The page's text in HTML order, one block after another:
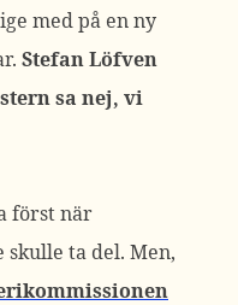
med på en ny
Stefan Löfven
sa nej, vi
först när
skulle ta del. Men,